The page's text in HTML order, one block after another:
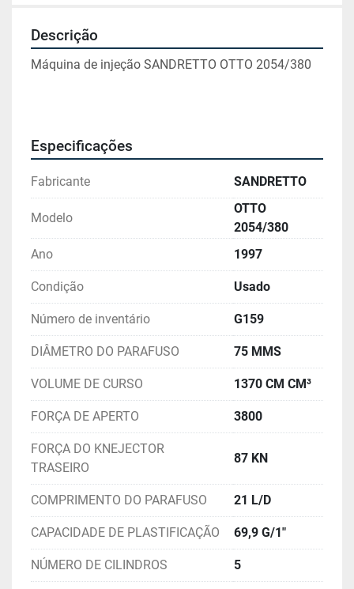
Descrição
Máquina de injeção SANDRETTO OTTO 2054/380
Especificações
Fabricante SANDRETTO
Modelo
OTTO
2054/380
Ano
1997
Condição Usado
Número de inventário G159
DIÂMETRO DO PARAFUSO 75 MMS
VOLUME DE CURSO 1370 CM CM³
FORÇA DE APERTO 3800
FORÇA DO KNEJECTOR
TRASEIRO
87 KN
COMPRIMENTO DO PARAFUSO 21 L/D
CAPACIDADE DE PLASTIFICAÇÃO 69,9 G/1"
NÚMERO DE CILINDROS 5